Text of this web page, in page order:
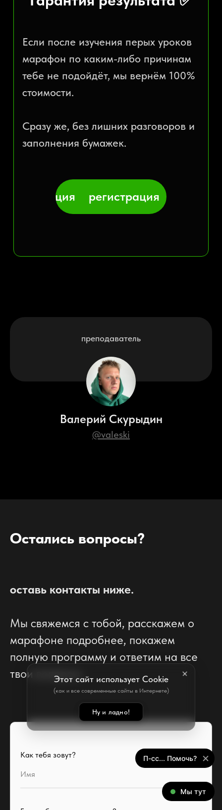
Этот сайт использует Cookie
(как и все современные сайты в Интернете)
Ну и ладно!
преподаватель
Валерий Скурыдин
@valeski
Остались вопросы?
оставь контакты ниже.
Мы свяжемся с тобой, расскажем о
марафоне подробнее, покажем
полную программу и ответим на все
твои вопросы:
Как тебя зовут?